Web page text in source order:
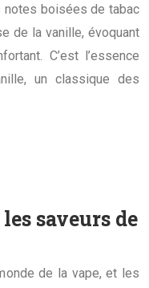
notes boisées de tabac
de la vanille, évoquant
C’est l’essence
un classique des
saveurs de
de la vape, et les